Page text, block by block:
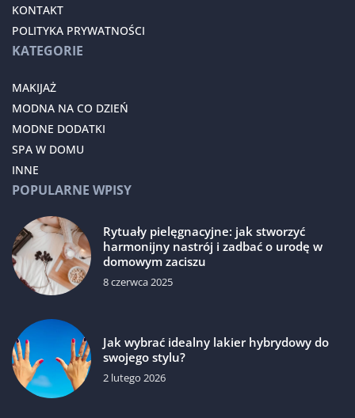
KONTAKT
POLITYKA PRYWATNOŚCI
KATEGORIE
MAKIJAŻ
MODNA NA CO DZIEŃ
MODNE DODATKI
SPA W DOMU
INNE
POPULARNE WPISY
Rytuały pielęgnacyjne: jak stworzyć
harmonijny nastrój i zadbać o urodę w
domowym zaciszu
8 czerwca 2025
Jak wybrać idealny lakier hybrydowy do
swojego stylu?
2 lutego 2026